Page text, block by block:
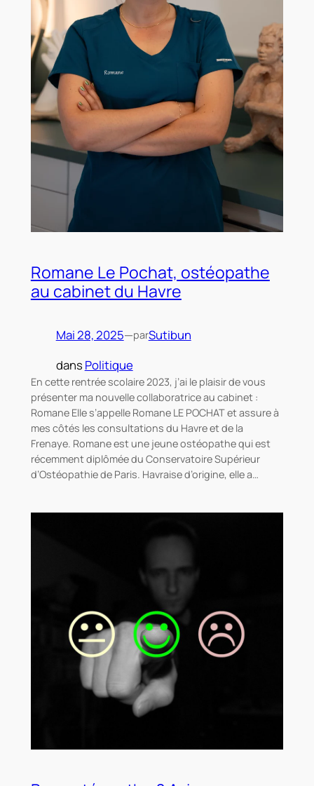
Romane Le Pochat, ostéopathe
au cabinet du Havre
Mai 28, 2025—parSutibun
dans Politique
En cette rentrée scolaire 2023, j’ai le plaisir de vous
présenter ma nouvelle collaboratrice au cabinet :
Romane Elle s’appelle Romane LE POCHAT et assure à
mes côtés les consultations du Havre et de la
Frenaye. Romane est une jeune ostéopathe qui est
récemment diplômée du Conservatoire Supérieur
d’Ostéopathie de Paris. Havraise d’origine, elle a…